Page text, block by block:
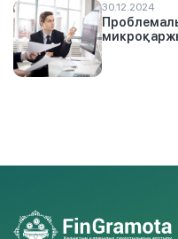
30.12.2024